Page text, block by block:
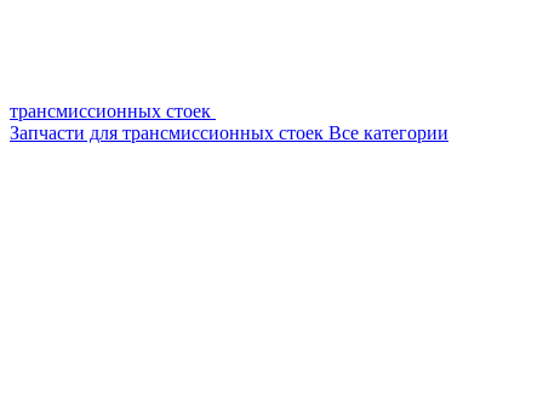
трансмиссионных стоек
Запчасти для трансмиссионных стоек Все категории